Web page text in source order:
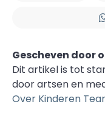
Gescheven door
Dit artikel is tot
door artsen en
Over Kinderen